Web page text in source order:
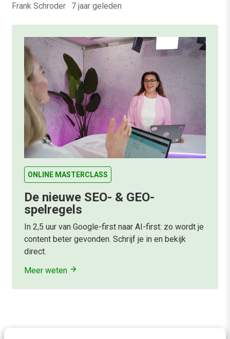
Frank Schroder · 7 jaar geleden
ONLINE MASTERCLASS
De nieuwe SEO- & GEO-
spelregels
In 2,5 uur van Google-first naar AI-first: zo wordt je
content beter gevonden. Schrijf je in en bekijk
direct.
Meer weten